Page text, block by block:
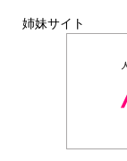
姉妹サイト